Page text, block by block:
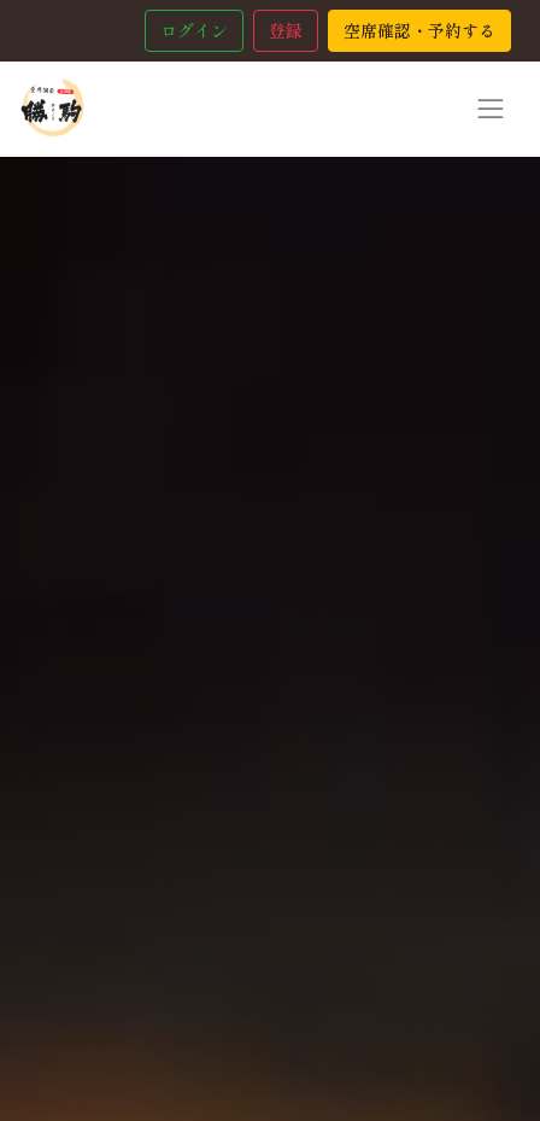
ログイン 登録 空席確認・予約する